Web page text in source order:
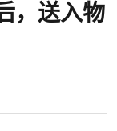
，送入物